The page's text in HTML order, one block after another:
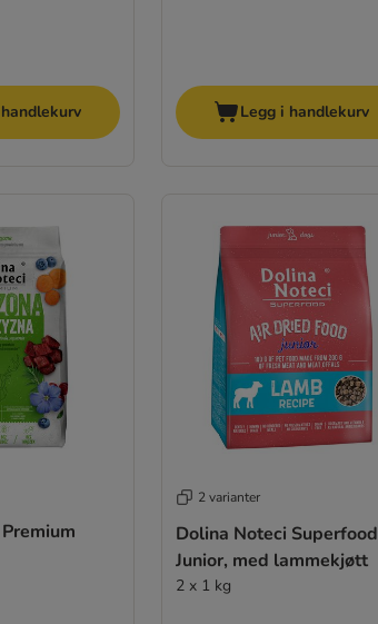
Legg i handlekurv
2 varianter
Dolina Noteci Superfood
Junior, med lammekjøtt
2 x 1 kg